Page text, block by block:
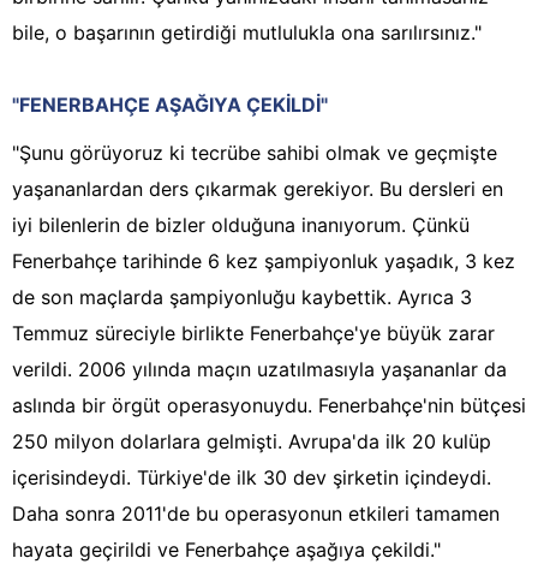
bile, o başarının getirdiği mutlulukla ona sarılırsınız."
"FENERBAHÇE AŞAĞIYA ÇEKİLDİ"
"Şunu görüyoruz ki tecrübe sahibi olmak ve geçmişte
yaşananlardan ders çıkarmak gerekiyor. Bu dersleri en
iyi bilenlerin de bizler olduğuna inanıyorum. Çünkü
Fenerbahçe tarihinde 6 kez şampiyonluk yaşadık, 3 kez
de son maçlarda şampiyonluğu kaybettik. Ayrıca 3
Temmuz süreciyle birlikte Fenerbahçe'ye büyük zarar
verildi. 2006 yılında maçın uzatılmasıyla yaşananlar da
aslında bir örgüt operasyonuydu. Fenerbahçe'nin bütçesi
250 milyon dolarlara gelmişti. Avrupa'da ilk 20 kulüp
içerisindeydi. Türkiye'de ilk 30 dev şirketin içindeydi.
Daha sonra 2011'de bu operasyonun etkileri tamamen
hayata geçirildi ve Fenerbahçe aşağıya çekildi."